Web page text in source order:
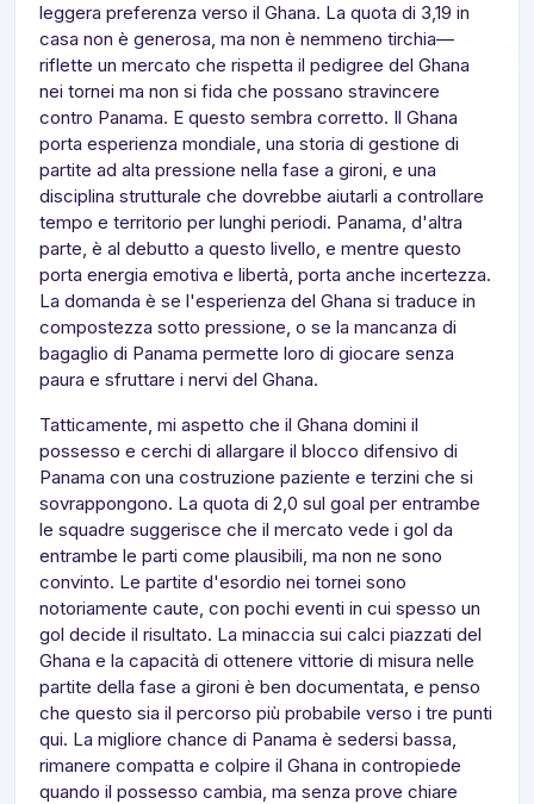
leggera preferenza verso il Ghana. La quota di 3,19 in
casa non è generosa, ma non è nemmeno tirchia—
riflette un mercato che rispetta il pedigree del Ghana
nei tornei ma non si fida che possano stravincere
contro Panama. E questo sembra corretto. Il Ghana
porta esperienza mondiale, una storia di gestione di
partite ad alta pressione nella fase a gironi, e una
disciplina strutturale che dovrebbe aiutarli a controllare
tempo e territorio per lunghi periodi. Panama, d'altra
parte, è al debutto a questo livello, e mentre questo
porta energia emotiva e libertà, porta anche incertezza.
La domanda è se l'esperienza del Ghana si traduce in
compostezza sotto pressione, o se la mancanza di
bagaglio di Panama permette loro di giocare senza
paura e sfruttare i nervi del Ghana.
Tatticamente, mi aspetto che il Ghana domini il
possesso e cerchi di allargare il blocco difensivo di
Panama con una costruzione paziente e terzini che si
sovrappongono. La quota di 2,0 sul goal per entrambe
le squadre suggerisce che il mercato vede i gol da
entrambe le parti come plausibili, ma non ne sono
convinto. Le partite d'esordio nei tornei sono
notoriamente caute, con pochi eventi in cui spesso un
gol decide il risultato. La minaccia sui calci piazzati del
Ghana e la capacità di ottenere vittorie di misura nelle
partite della fase a gironi è ben documentata, e penso
che questo sia il percorso più probabile verso i tre punti
qui. La migliore chance di Panama è sedersi bassa,
rimanere compatta e colpire il Ghana in contropiede
quando il possesso cambia, ma senza prove chiare